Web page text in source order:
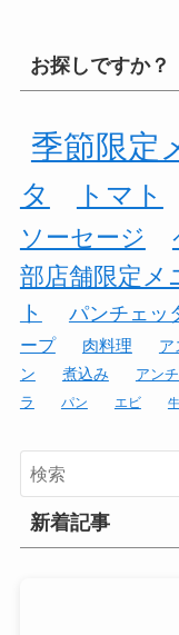
お探しですか？
季節限定
タ
トマト
ソーセージ
部店舗限定メ
ト
パンチェッ
ープ
肉料理 ア
ン
煮込み アン
ラ
パン エビ
新着記事